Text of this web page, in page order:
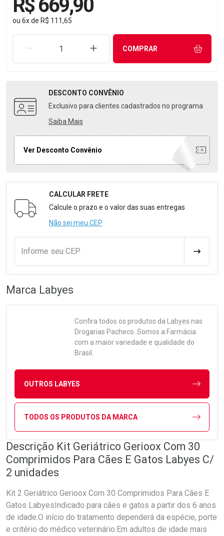
R$ 669,90
ou 6xde R$ 111,65
REMOVER UMA UNIDADEAUMENTAR UMA UNIDADE
COMPRAR
DESCONTO CONVÊNIO
Exclusivo para clientes cadastrados no programa
Saiba Mais
Ver Desconto Convênio
Formulário para Calcular o Frete
CALCULAR FRETE
Calcule o prazo e o valor das suas entregas
Não sei meu CEP
Informe seu CEP
Marca Labyes
Confira todos os produtos da Labyes nas
Drogarias Pacheco. Somos a Farmácia
com a maior variedade e qualidade do
Brasil.
OUTROS LABYES
TODOS OS PRODUTOS DA MARCA
Descrição Kit Geriátrico Gerioox Com 30
Comprimidos Para Cães E Gatos Labyes C/
2 unidades
Kit 2 Geriátrico Gerioox Com 30 Comprimidos Para Cães E
Gatos LabyesIndicado para cães e gatos a partir dos 6 anos
de idade.O início do tratamento dependerá da espécie, porte
e critério do médico veterinário.Em adultos de idade mais